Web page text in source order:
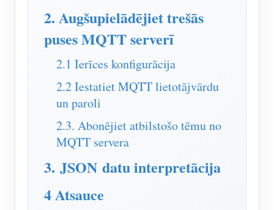
Virtuālais skaitītājs
Enerģijas prognozēšanas un simulācijas sistēma
Saules PV sistēmas enerģijas monitors
Elektroenerģijas patēriņa monitors
PV sildītāja vadības sistēma
Mājas automatizācija
Rūpnīcas enerģijas uzraudzība
Veikals
Resursi
Produkta īsais ievads
Dokuments
Apmācības video
Izstrādātājs
Izpētīt
2. Augšupielādējiet trešās
puses MQTT serverī
2.1 Ierīces konfigurācija
2.2 Iestatiet MQTT lietotājvārdu
un paroli
2.3. Abonējiet atbilstošo tēmu no
MQTT servera
3. JSON datu interpretācija
4 Atsauce